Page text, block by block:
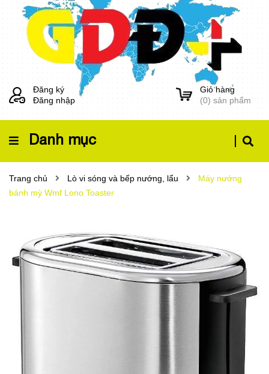
Đăng ký
Đăng nhập
Giỏ hàng
(0) sản phẩm
Danh mục
Trang chủ Lò vi sóng và bếp nướng, lẩu
Máy nướng
bánh mỳ Wmf Lono Toaster